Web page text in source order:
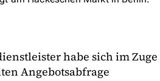
habe sich im Zuge
Angebotsabfrage